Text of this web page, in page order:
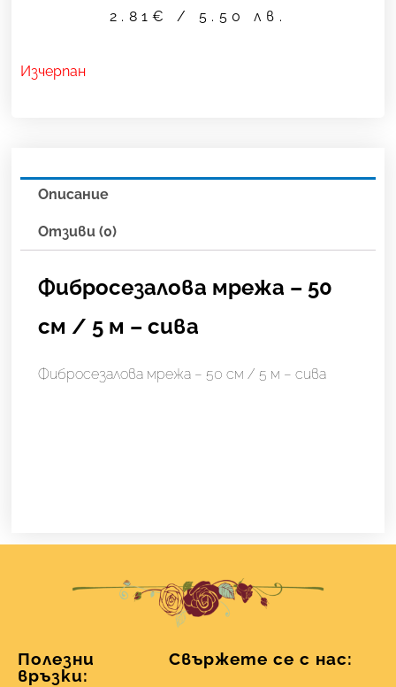
2.81€ / 5.50 лв.
Изчерпан
Описание
Отзиви (0)
Фибросезалова мрежа – 50
см / 5 м – сива
Фибросезалова мрежа – 50 см / 5 м – сива
Полезни
връзки:
Свържете се с нас: